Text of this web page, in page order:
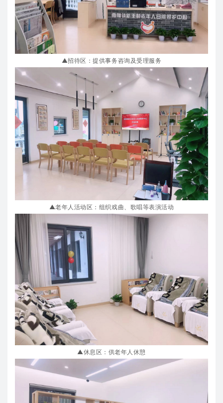
▲招待区：提供事务咨询及受理服务
▲老年人活动区：组织戏曲、歌唱等表演活动
▲休息区：供老年人休憩